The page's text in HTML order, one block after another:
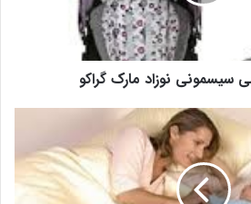
سیسمونی نوزاد مارک گراکو